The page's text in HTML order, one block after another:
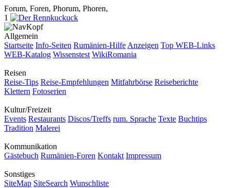
Forum, Foren, Phorum, Phoren,
1
Allgemein
Startseite Info-Seiten Rumänien-Hilfe Anzeigen Top WEB-Links
WEB-Katalog Wissenstest WikiRomania
Reisen
Reise-Tips Reise-Empfehlungen Mitfahrbörse Reiseberichte
Klettern Fotoserien
Kultur/Freizeit
Events Restaurants Discos/Treffs rum. Sprache Texte Buchtips
Tradition Malerei
Kommunikation
Gästebuch Rumänien-Foren Kontakt Impressum
Sonstiges
SiteMap SiteSearch Wunschliste